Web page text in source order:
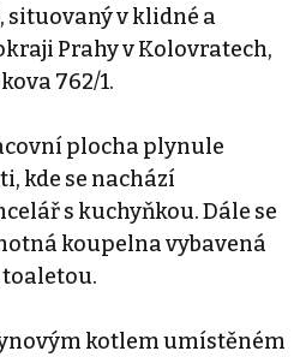
situovaný v klidné a
Prahy v Kolovratech,
762/1.
plocha plynule
kde se nachází
s kuchyňkou. Dále se
koupelna vybavená
kotlem umístěném